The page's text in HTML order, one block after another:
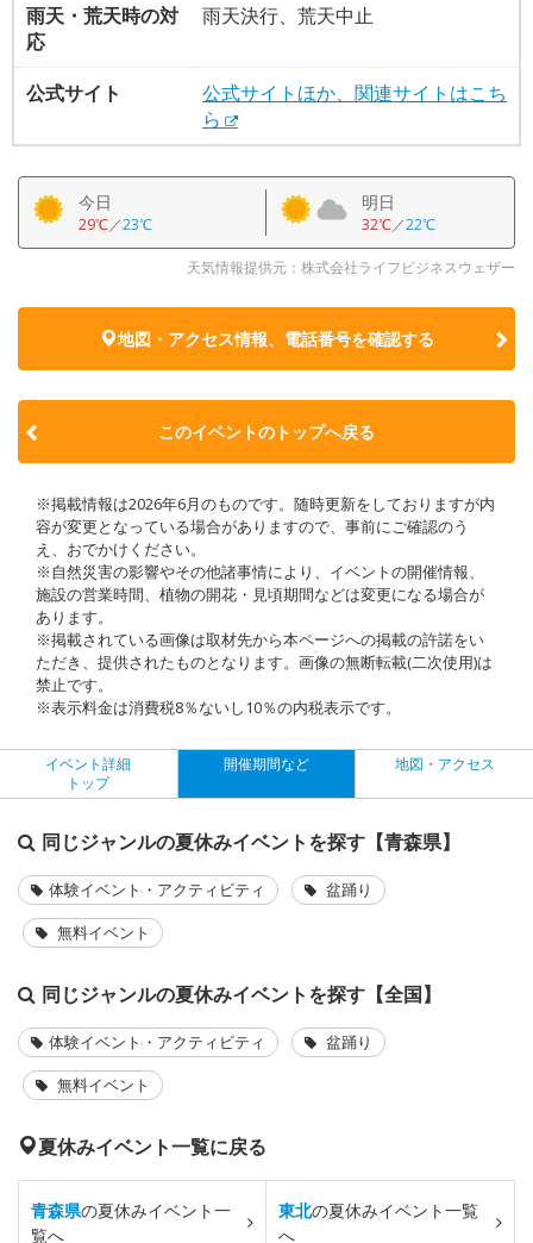
雨天・荒天時の対
応
雨天決行、荒天中止
公式サイト
公式サイトほか、関連サイトはこち
ら
今日
29℃／23℃
明日
32℃／22℃
天気情報提供元：株式会社ライフビジネスウェザー
地図・アクセス情報、電話番号を確認する
このイベントのトップへ戻る
※掲載情報は2026年6月のものです。随時更新をしておりますが内
容が変更となっている場合がありますので、事前にご確認のう
え、おでかけください。
※自然災害の影響やその他諸事情により、イベントの開催情報、
施設の営業時間、植物の開花・見頃期間などは変更になる場合が
あります。
※掲載されている画像は取材先から本ページへの掲載の許諾をい
ただき、提供されたものとなります。画像の無断転載(二次使用)は
禁止です。
※表示料金は消費税8％ないし10％の内税表示です。
イベント詳細
トップ
開催期間など 地図・アクセス
同じジャンルの夏休みイベントを探す【青森県】
体験イベント・アクティビティ
盆踊り
無料イベント
同じジャンルの夏休みイベントを探す【全国】
体験イベント・アクティビティ
盆踊り
無料イベント
夏休みイベント一覧に戻る
青森県の夏休みイベント一
覧へ
東北の夏休みイベント一覧
へ